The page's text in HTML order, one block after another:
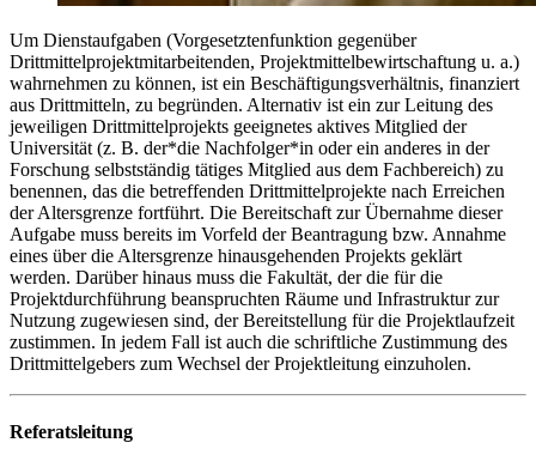
Um Dienstaufgaben (Vorgesetztenfunktion gegenüber
Drittmittelprojektmitarbeitenden, Projektmittelbewirtschaftung u. a.)
wahrnehmen zu können, ist ein Beschäftigungsverhältnis, finanziert
aus Drittmitteln, zu begründen. Alternativ ist ein zur Leitung des
jeweiligen Drittmittelprojekts geeignetes aktives Mitglied der
Universität (z. B. der*die Nachfolger*in oder ein anderes in der
Forschung selbstständig tätiges Mitglied aus dem Fachbereich) zu
benennen, das die betreffenden Drittmittelprojekte nach Erreichen
der Altersgrenze fortführt. Die Bereitschaft zur Übernahme dieser
Aufgabe muss bereits im Vorfeld der Beantragung bzw. Annahme
eines über die Altersgrenze hinausgehenden Projekts geklärt
werden. Darüber hinaus muss die Fakultät, der die für die
Projektdurchführung beanspruchten Räume und Infrastruktur zur
Nutzung zugewiesen sind, der Bereitstellung für die Projektlaufzeit
zustimmen. In jedem Fall ist auch die schriftliche Zustimmung des
Drittmittelgebers zum Wechsel der Projektleitung einzuholen.
Referatsleitung